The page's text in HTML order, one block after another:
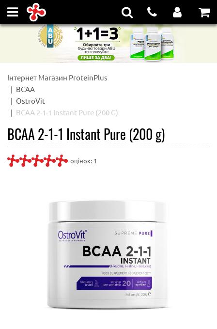
Інтернет Магазин ProteinPlus
BCAA
OstroVit
BCAA 2-1-1 Instant Pure (200 G)
BCAA 2-1-1 Instant Pure (200 g)
оцінок: 1